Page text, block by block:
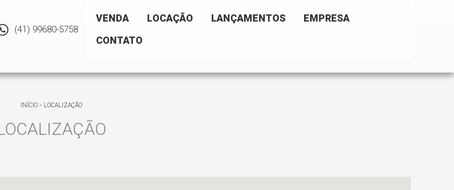
(41) 99680-5758
VENDA LOCAÇÃO LANÇAMENTOS
EMPRESA
CONTATO
INÍCIO> LOCALIZAÇÃO